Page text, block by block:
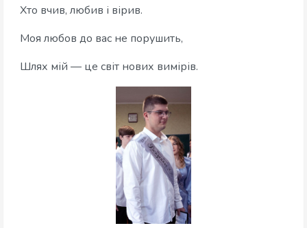
Хто вчив, любив і вірив.
Моя любов до вас не порушить,
Шлях мій — це світ нових вимірів.